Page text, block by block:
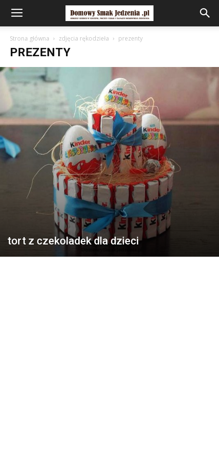
Strona główna zdjęcia rękodzieła prezenty
PREZENTY
tort z czekoladek dla dzieci